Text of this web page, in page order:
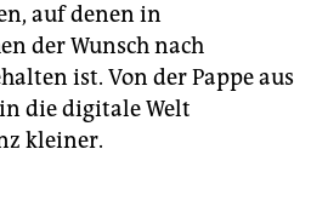
auf denen in
der Wunsch nach
ist. Von der Pappe aus
die digitale Welt
kleiner.